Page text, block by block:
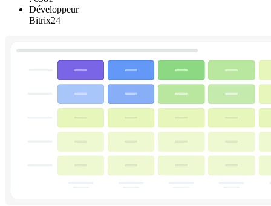
Développeur
Bitrix24